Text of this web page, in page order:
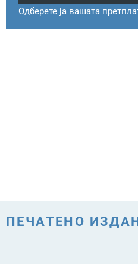
Одберете ја вашата
ПЕЧАТЕНО